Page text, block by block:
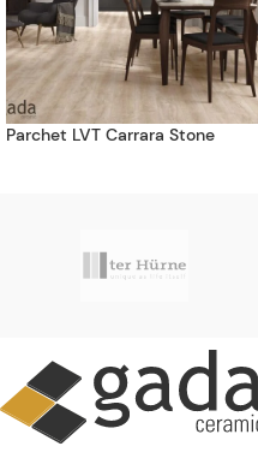
Parchet LVT Carrara Stone